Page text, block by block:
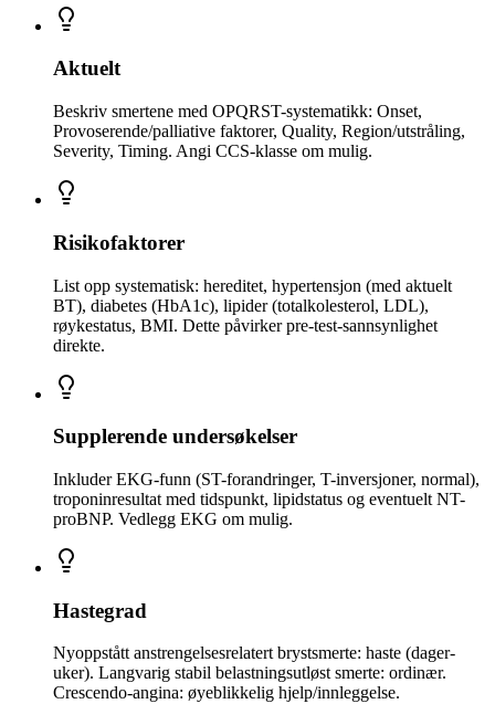
Aktuelt
Beskriv smertene med OPQRST-systematikk: Onset,
Provoserende/palliative faktorer, Quality, Region/utstråling,
Severity, Timing. Angi CCS-klasse om mulig.
Risikofaktorer
List opp systematisk: hereditet, hypertensjon (med aktuelt
BT), diabetes (HbA1c), lipider (totalkolesterol, LDL),
røykestatus, BMI. Dette påvirker pre-test-sannsynlighet
direkte.
Supplerende undersøkelser
Inkluder EKG-funn (ST-forandringer, T-inversjoner, normal),
troponinresultat med tidspunkt, lipidstatus og eventuelt NT-
proBNP. Vedlegg EKG om mulig.
Hastegrad
Nyoppstått anstrengelsesrelatert brystsmerte: haste (dager-
uker). Langvarig stabil belastningsutløst smerte: ordinær.
Crescendo-angina: øyeblikkelig hjelp/innleggelse.